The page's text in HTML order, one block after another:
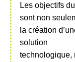
Les objectifs
sont non
la création
solution
technologique,